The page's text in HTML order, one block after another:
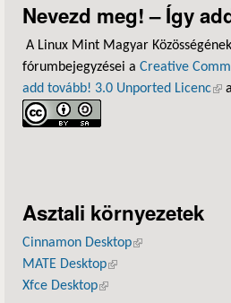
Nevezd meg! – Így
A Linux Mint Magyar
fórumbejegyzései a Creative
add tovább! 3.0 Unported Licenc
Asztali környezetek
Cinnamon Desktop(külső hivatkozás)
MATE Desktop(külső hivatkozás)
Xfce Desktop(külső hivatkozás)